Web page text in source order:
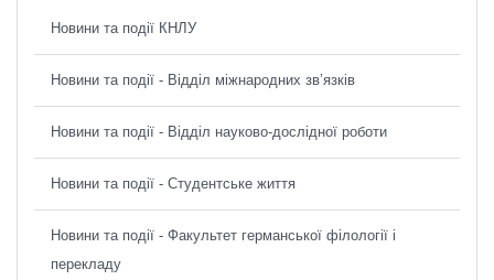
Новини та події КНЛУ
Новини та події - Відділ міжнародних зв’язків
Новини та події - Відділ науково-дослідної роботи
Новини та події - Студентське життя
Новини та події - Факультет германської філології і
перекладу